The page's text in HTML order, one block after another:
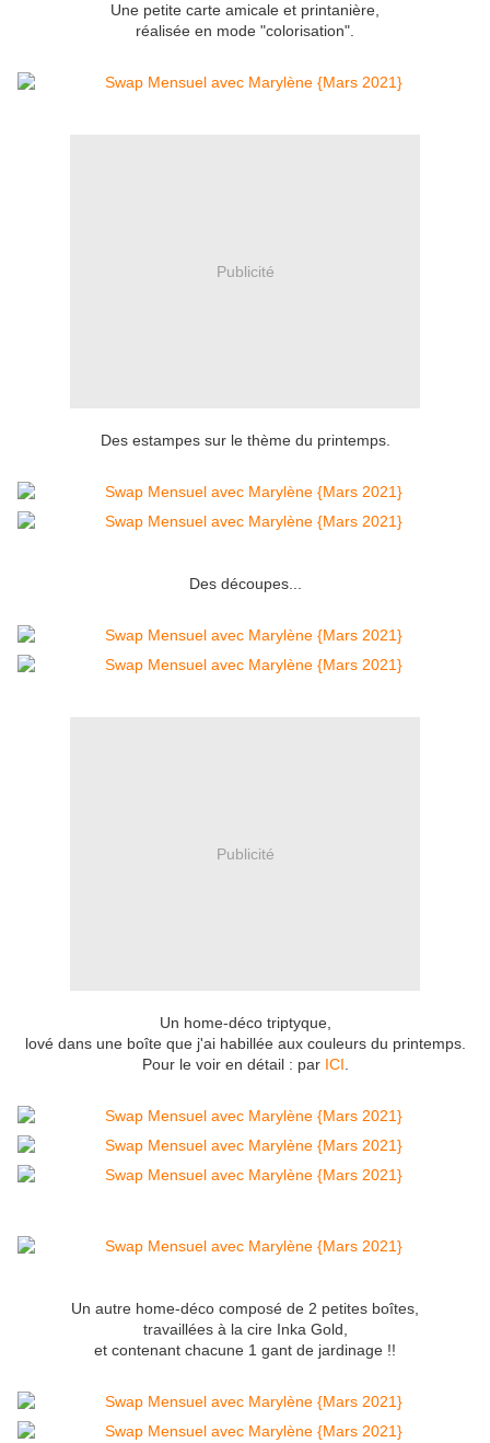
Une petite carte amicale et printanière,
réalisée en mode "colorisation".
Publicité
Des estampes sur le thème du printemps.
Des découpes...
Publicité
Un home-déco triptyque,
lové dans une boîte que j'ai habillée aux couleurs du printemps.
Pour le voir en détail : par ICI
Un autre home-déco composé de 2 petites boîtes,
travaillées à la cire Inka Gold,
et contenant chacune 1 gant de jardinage !!